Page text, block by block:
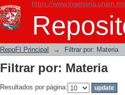
https://www.ingenieria.unam.mx
Filtrar por: Materia
RepoFI Principal → Filtrar por: Materia
Filtrar por: Materia
Resultados por página: